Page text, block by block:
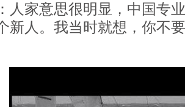
家意思很明显，中国专业
新人。我当时就想，你不